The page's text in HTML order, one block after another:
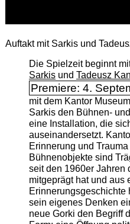
Auftakt mit Sarkis und
Die Spielzeit beginnt
Sarkisund Tadeusz
Premiere: 4.
mit dem Kantor
Sarkis den Bühnen-
eine Installation, die
auseinandersetzt.
Erinnerung und
Bühnenobjekte sind
seit den 1960er Jahren
mitgeprägt hat und
Erinnerungsgeschichte
sein eigenes Denken
neue Gorki den Begriff